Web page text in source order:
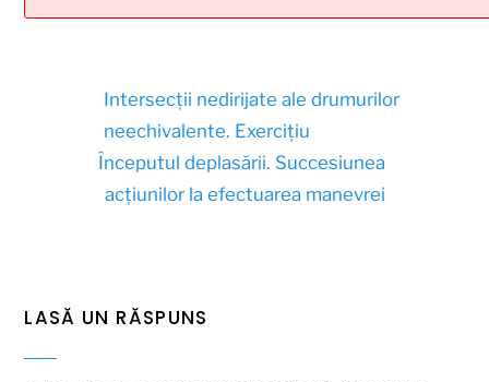
Intersecții nedirijate ale drumurilor
neechivalente. Exercițiu
Începutul deplasării. Succesiunea
acțiunilor la efectuarea manevrei
LASĂ UN RĂSPUNS